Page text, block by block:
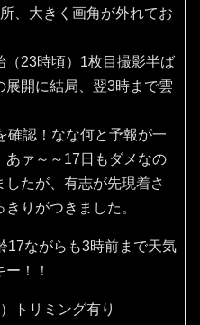
、大きく画角が外れてお
（23時頃）1枚目撮影半ば
開に結局、翌3時まで雲
確認！なな何と予報が一
あァ～～17日もダメなの
たが、有志が先現着さ
りがつきました。
17ながらも3時前まで天気
！！
トリミング有り